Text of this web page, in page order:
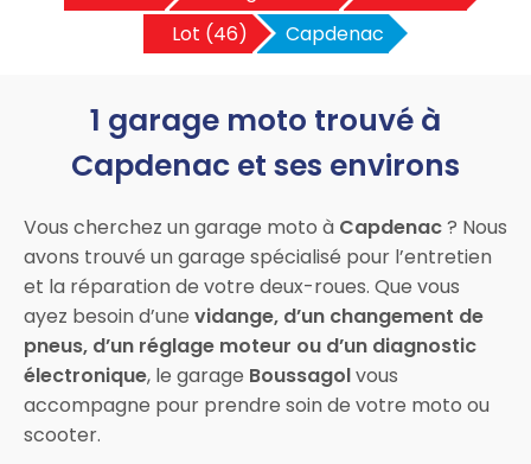
Lot (46)
Capdenac
1 garage moto trouvé à
Capdenac et ses environs
Vous cherchez un garage moto à Capdenac? Nous
avons trouvé un garage spécialisé pour l’entretien
et la réparation de votre deux-roues. Que vous
ayez besoin d’une vidange, d’un changement de
pneus, d’un réglage moteur ou d’un diagnostic
électronique, le garage Boussagolvous
accompagne pour prendre soin de votre moto ou
scooter.